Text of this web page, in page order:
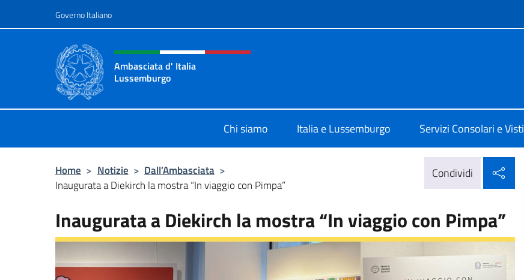
Governo Italiano
Intestazione sito, social e menù
Ambasciata d' Italia
Lussemburgo
Chi siamo Italia e Lussemburgo Servizi Consolari e Visti
Home > Notizie > Dall’Ambasciata >
Inaugurata a Diekirch la mostra “In viaggio con Pimpa”
Condividi
Inaugurata a Diekirch la mostra “In viaggio con Pimpa”